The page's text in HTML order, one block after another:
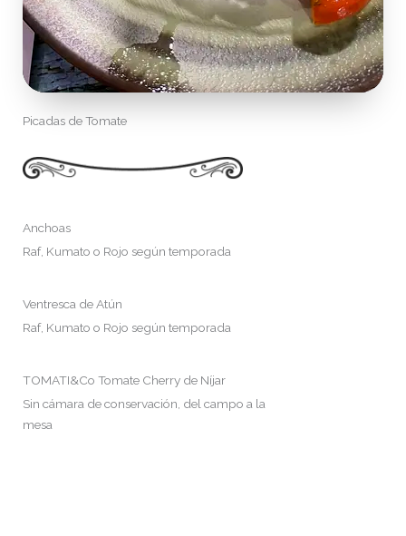
Picadas de Tomate
Anchoas
Raf, Kumato o Rojo según temporada
Ventresca de Atún
Raf, Kumato o Rojo según temporada
TOMATI&Co Tomate Cherry de Níjar
Sin cámara de conservación, del campo a la
mesa